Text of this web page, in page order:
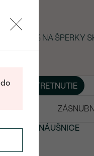
−25 % NA
STRETNUTIE
OPÁLOVÉ NÁUŠNICE